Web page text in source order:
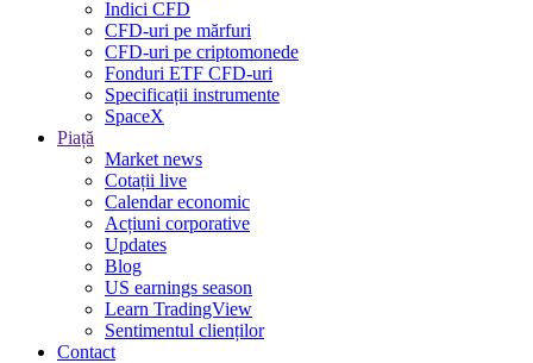
Indici CFD
CFD-uri pe mărfuri
CFD-uri pe criptomonede
Fonduri ETF CFD-uri
Specificații instrumente
SpaceX
Piață
Market news
Cotații live
Calendar economic
Acțiuni corporative
Updates
Blog
US earnings season
Learn TradingView
Sentimentul clienților
Contact